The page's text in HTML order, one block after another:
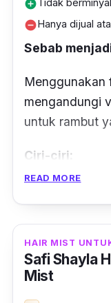
add_circleTidak
remove_circleHanya dijual
Sebab
Menggunakan
mengandungi
untuk rambut
Ciri-ciri:
dan kulit
Tapi masalah
semburan dari
READ MORE
HAIR MIST
Safi Shayla
Mist